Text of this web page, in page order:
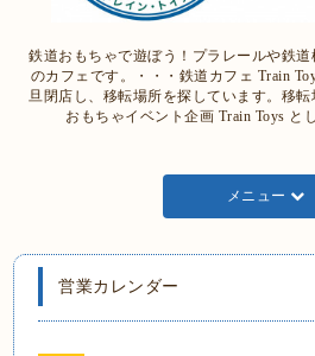
鉄道おもちゃで遊ぼう！プラレールや鉄
のカフェです。・・・鉄道カフェ Train
旦閉店し、移転場所を探しています。移
おもちゃイベント企画 Train Toys と
メニュー
営業カレンダー